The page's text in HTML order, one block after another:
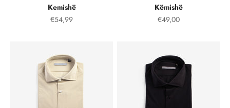
Kemishë
Çmimi i shitjes, çmimi i shitjeve
€54,99
Këmishë
Çmimi i shitjes, çmimi
€49,00